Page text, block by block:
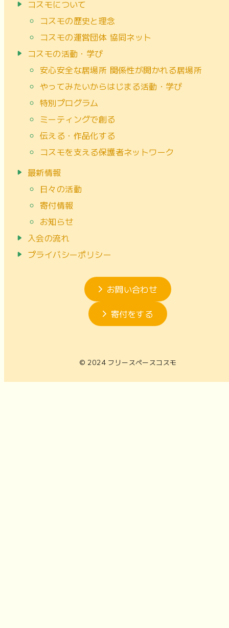
コスモについて
コスモの歴史と理念
コスモの運営団体 協同ネット
コスモの活動・学び
安心安全な居場所 関係性が開かれる居場所
やってみたいからはじまる活動・学び
特別プログラム
ミーティングで創る
伝える・作品化する
コスモを支える保護者ネットワーク
最新情報
日々の活動
寄付情報
お知らせ
入会の流れ
プライバシーポリシー
お問い合わせ
寄付をする
© 2024 フリースペースコスモ